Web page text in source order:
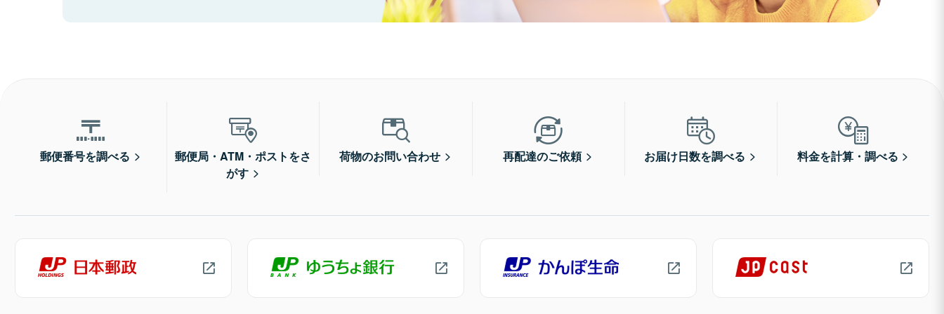
郵便番号を調べる
郵便局・ATM・ポストをさ
がす
荷物のお問い合わせ 再配達のご依頼 お届け日数を調べる 料金を計算・調べる